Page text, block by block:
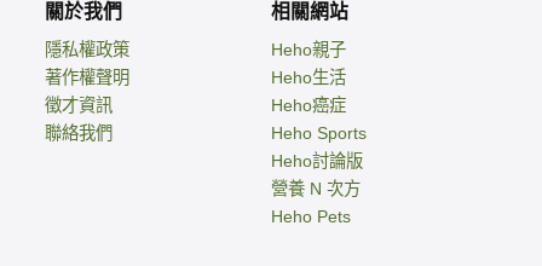
關於我們
隱私權政策
著作權聲明
徵才資訊
聯絡我們
相關網站
Heho親子
Heho生活
Heho癌症
Heho Sports
Heho討論版
營養 N 次方
Heho Pets